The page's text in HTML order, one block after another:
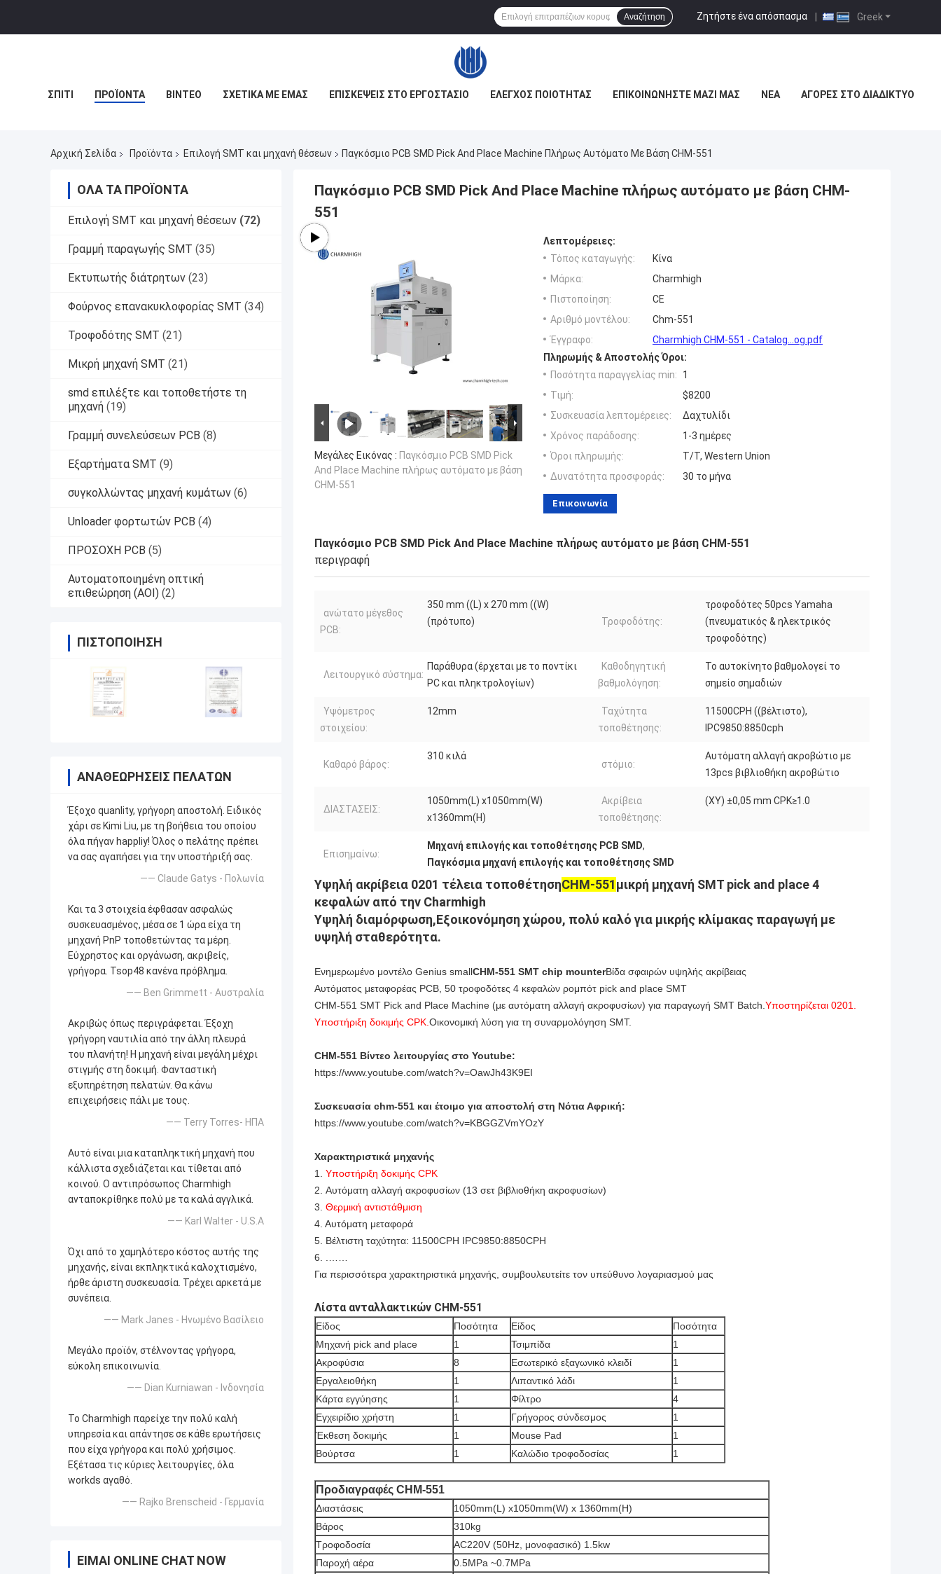
Greek
Ζητήστε ένα απόσπασμα |
Αναζήτηση
ΣΠΊΤΙ ΠΡΟΪΌΝΤΑ ΒΊΝΤΕΟ ΣΧΕΤΙΚΆ ΜΕ ΕΜΆΣ ΕΠΙΣΚΈΨΕΙΣ ΣΤΟ ΕΡΓΟΣΤΆΣΙΟ ΈΛΕΓΧΟΣ ΠΟΙΌΤΗΤΑΣ ΕΠΙΚΟΙΝΩΝΉΣΤΕ ΜΑΖΊ ΜΑΣ ΝΈΑ ΑΓΟΡΈΣ ΣΤΟ ΔΙΑΔΊΚΤΥΟ
Αρχική Σελίδα Προϊόντα Επιλογή SMT και μηχανή θέσεων Παγκόσμιο PCB SMD Pick And Place Machine Πλήρως Αυτόματο Με Βάση CHM-551
ΌΛΑ ΤΑ ΠΡΟΪΌΝΤΑ
Επιλογή SMT και μηχανή θέσεων (72)
Γραμμή παραγωγής SMT (35)
Εκτυπωτής διάτρητων (23)
Φούρνος επανακυκλοφορίας SMT (34)
Τροφοδότης SMT (21)
Μικρή μηχανή SMT (21)
smd επιλέξτε και τοποθετήστε τη
μηχανή (19)
Γραμμή συνελεύσεων PCB (8)
Εξαρτήματα SMT (9)
συγκολλώντας μηχανή κυμάτων (6)
Unloader φορτωτών PCB (4)
ΠΡΟΣΟΧΗ PCB (5)
Αυτοματοποιημένη οπτική
επιθεώρηση (AOI) (2)
ΠΙΣΤΟΠΟΊΗΣΗ
ΑΝΑΘΕΩΡΉΣΕΙΣ ΠΕΛΑΤΏΝ
Έξοχο quanlity, γρήγορη αποστολή. Ειδικός
χάρι σε Kimi Liu, με τη βοήθεια του οποίου
όλα πήγαν happliy! Όλος ο πελάτης πρέπει
να σας αγαπήσει για την υποστήριξή σας.
—— Claude Gatys - Πολωνία
Και τα 3 στοιχεία έφθασαν ασφαλώς
συσκευασμένος, μέσα σε 1 ώρα είχα τη
μηχανή PnP τοποθετώντας τα μέρη.
Εύχρηστος και οργάνωση, ακριβείς,
γρήγορα. Tsop48 κανένα πρόβλημα.
—— Ben Grimmett - Αυστραλία
Ακριβώς όπως περιγράφεται. Έξοχη
γρήγορη ναυτιλία από την άλλη πλευρά
του πλανήτη! Η μηχανή είναι μεγάλη μέχρι
στιγμής στη δοκιμή. Φανταστική
εξυπηρέτηση πελατών. Θα κάνω
επιχειρήσεις πάλι με τους.
—— Terry Torres- ΗΠΑ
Αυτό είναι μια καταπληκτική μηχανή που
κάλλιστα σχεδιάζεται και τίθεται από
κοινού. Ο αντιπρόσωπος Charmhigh
ανταποκρίθηκε πολύ με τα καλά αγγλικά.
—— Karl Walter - U.S.A
Όχι από το χαμηλότερο κόστος αυτής της
μηχανής, είναι εκπληκτικά καλοχτισμένο,
ήρθε άριστη συσκευασία. Τρέχει αρκετά με
συνέπεια.
—— Mark Janes - Ηνωμένο Βασίλειο
Μεγάλο προϊόν, στέλνοντας γρήγορα,
εύκολη επικοινωνία.
—— Dian Kurniawan - Ινδονησία
Το Charmhigh παρείχε την πολύ καλή
υπηρεσία και απάντησε σε κάθε ερωτήσεις
που είχα γρήγορα και πολύ χρήσιμος.
Εξέτασα τις κύριες λειτουργίες, όλα
workds αγαθό.
—— Rajko Brenscheid - Γερμανία
ΕΊΜΑΙ ONLINE CHAT NOW
Παγκόσμιο PCB SMD Pick And Place Machine πλήρως αυτόματο με βάση CHM-
551
Μεγάλες Εικόνας : Παγκόσμιο PCB SMD Pick
And Place Machine πλήρως αυτόματο με βάση
CHM-551
Λεπτομέρειες:
Τόπος καταγωγής:
Κίνα
Μάρκα:
Charmhigh
Πιστοποίηση:
CE
Αριθμό μοντέλου:
Chm-551
Έγγραφο:
Charmhigh CHM-551 - Catalog...og.pdf
Πληρωμής & Αποστολής Όροι:
Ποσότητα παραγγελίας min:
1
Τιμή:
$8200
Συσκευασία λεπτομέρειες:
Δαχτυλίδι
Χρόνος παράδοσης:
1-3 ημέρες
Όροι πληρωμής:
T/T, Western Union
Δυνατότητα προσφοράς:
30 το μήνα
Επικοινωνία
Παγκόσμιο PCB SMD Pick And Place Machine πλήρως αυτόματο με βάση CHM-551
περιγραφή
ανώτατο μέγεθος
PCB:
350 mm ((L) x 270 mm ((W)
(πρότυπο)
Τροφοδότης:
τροφοδότες 50pcs Yamaha
(πνευματικός & ηλεκτρικός
τροφοδότης)
Λειτουργικό σύστημα:
Παράθυρα (έρχεται με το ποντίκι
PC και πληκτρολογίων)
Καθοδηγητική
βαθμολόγηση:
Το αυτοκίνητο βαθμολογεί το
σημείο σημαδιών
Υψόμετρος
στοιχείου:
12mm
Ταχύτητα
τοποθέτησης:
11500CPH ((βέλτιστο),
IPC9850:8850cph
Καθαρό βάρος:
310 κιλά
στόμιο:
Αυτόματη αλλαγή ακροβώτιο με
13pcs βιβλιοθήκη ακροβώτιο
ΔΙΑΣΤΑΣΕΙΣ:
1050mm(L) x1050mm(W)
x1360mm(H)
Ακρίβεια
τοποθέτησης:
(XY) ±0,05 mm CPK≥1.0
Επισημαίνω:
Μηχανή επιλογής και τοποθέτησης PCB SMD,
Παγκόσμια μηχανή επιλογής και τοποθέτησης SMD
Υψηλή ακρίβεια 0201 τέλεια τοποθέτησηCHM-551μικρή μηχανή SMT pick and place 4
κεφαλών από την Charmhigh
Υψηλή διαμόρφωση,Εξοικονόμηση χώρου, πολύ καλό για μικρής κλίμακας παραγωγή με
υψηλή σταθερότητα.
Ενημερωμένο μοντέλο Genius smallCHM-551 SMT chip mounterΒίδα σφαιρών υψηλής ακρίβειας
Αυτόματος μεταφορέας PCB, 50 τροφοδότες 4 κεφαλών ρομπότ pick and place SMT
CHM-551 SMT Pick and Place Machine (με αυτόματη αλλαγή ακροφυσίων) για παραγωγή SMT Batch.Υποστηρίζεται 0201.
Υποστήριξη δοκιμής CPK.Οικονομική λύση για τη συναρμολόγηση SMT.
CHM-551 Βίντεο λειτουργίας στο Youtube:
https://www.youtube.com/watch?v=OawJh43K9EI
Συσκευασία chm-551 και έτοιμο για αποστολή στη Νότια Αφρική:
https://www.youtube.com/watch?v=KBGGZVmYOzY
Χαρακτηριστικά μηχανής
1. Υποστήριξη δοκιμής CPK
2. Αυτόματη αλλαγή ακροφυσίων (13 σετ βιβλιοθήκη ακροφυσίων)
3. Θερμική αντιστάθμιση
4. Αυτόματη μεταφορά
5. Βέλτιστη ταχύτητα: 11500CPH IPC9850:8850CPH
6. .……
Για περισσότερα χαρακτηριστικά μηχανής, συμβουλευτείτε τον υπεύθυνο λογαριασμού μας
Λίστα ανταλλακτικών CHM-551
Είδος Ποσότητα Είδος
Ποσότητα
Μηχανή pick and place
1 Τσιμπίδα
1
Ακροφύσια
8 Εσωτερικό εξαγωνικό κλειδί
1
Εργαλειοθήκη
1 Λιπαντικό λάδι
1
Κάρτα εγγύησης
1 Φίλτρο
4
Εγχειρίδιο χρήστη
1 Γρήγορος σύνδεσμος
1
Έκθεση δοκιμής
1 Mouse Pad
1
Βούρτσα
1 Καλώδιο τροφοδοσίας 1
Προδιαγραφές CHM-551
Διαστάσεις
1050mm(L) x1050mm(W) x 1360mm(H)
Βάρος
310kg
Τροφοδοσία
AC220V (50Hz, μονοφασικό) 1.5kw
Παροχή αέρα
0.5MPa ~0.7MPa